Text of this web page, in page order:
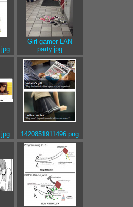
Girl gamer LAN
party.jpg
1420851911496.png